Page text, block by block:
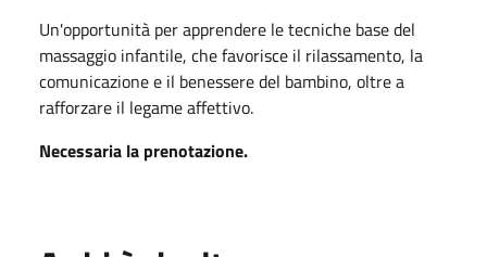
Un'opportunità per apprendere le tecniche base del
massaggio infantile, che favorisce il rilassamento, la
comunicazione e il benessere del bambino, oltre a
rafforzare il legame affettivo.
Necessaria la prenotazione.